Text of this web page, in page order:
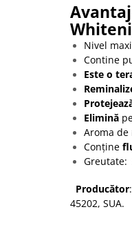
Nivel
Contine
Este o
Elimină
Aroma de
Conține
Greutate:
Producător
45202, SUA.